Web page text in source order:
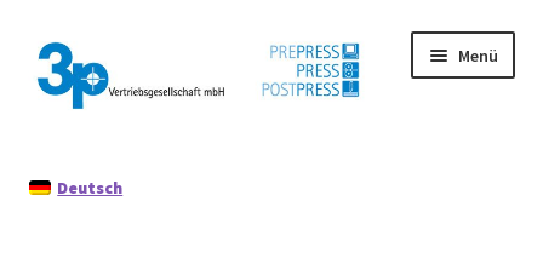
Zur
Navigation
springen
Zum
Inhalt
springen
Menü
Datenschutz
Deutsch